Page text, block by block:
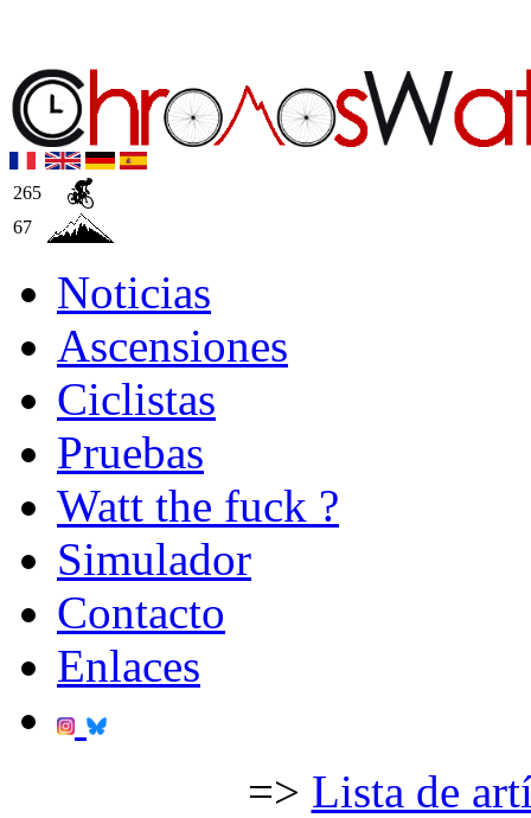
265
67
Noticias
Ascensiones
Ciclistas
Pruebas
Watt the fuck ?
Simulador
Contacto
Enlaces
=> Lista de